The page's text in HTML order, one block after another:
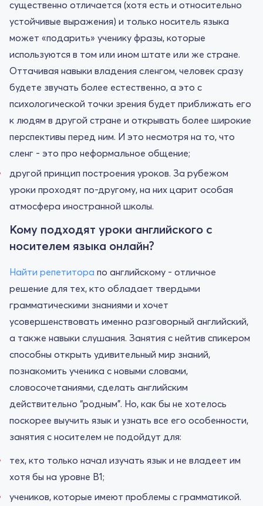
существенно отличается (хотя есть и относительно
устойчивые выражения) и только носитель языка
может «подарить» ученику фразы, которые
используются в том или ином штате или же стране.
Оттачивая навыки владения сленгом, человек сразу
будете звучать более естественно, а это с
психологической точки зрения будет приближать его
к людям в другой стране и открывать более широкие
перспективы перед ним. И это несмотря на то, что
сленг - это про неформальное общение;
другой принцип построения уроков. За рубежом
уроки проходят по-другому, на них царит особая
атмосфера иностранной школы.
Кому подходят уроки английского с
носителем языка онлайн?
Найти репетитора по английскому - отличное
решение для тех, кто обладает твердыми
грамматическими знаниями и хочет
усовершенствовать именно разговорный английский,
а также навыки слушания. Занятия с нейтив спикером
способны открыть удивительный мир знаний,
познакомить ученика с новыми словами,
словосочетаниями, сделать английским
действительно “родным”. Но, как бы не хотелось
поскорее выучить язык и узнать все его особенности,
занятия с носителем не подойдут для:
тех, кто только начал изучать язык и не владеет им
хотя бы на уровне В1;
учеников, которые имеют проблемы с грамматикой.